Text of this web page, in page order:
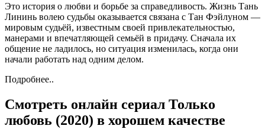
Это история о любви и борьбе за справедливость. Жизнь Тань
Лининь волею судьбы оказывается связана с Тан Фэйлуном —
мировым судьёй, известным своей привлекательностью,
манерами и впечатляющей семьёй в придачу. Сначала их
общение не ладилось, но ситуация изменилась, когда они
начали работать над одним делом.
Подробнее..
Смотреть онлайн сериал Только
любовь (2020) в хорошем качестве